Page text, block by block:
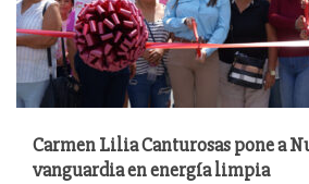
Carmen Lilia Canturosas pone a
vanguardia en energía limpia